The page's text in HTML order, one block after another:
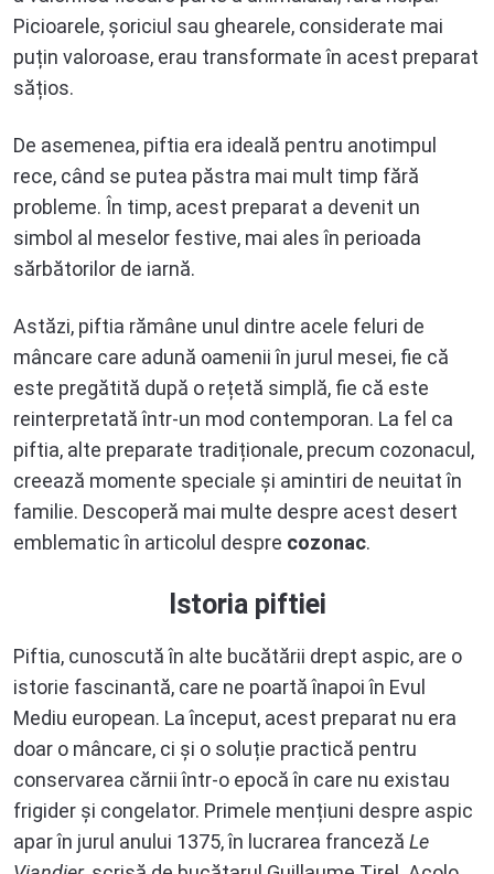
Picioarele, șoriciul sau ghearele, considerate mai
puțin valoroase, erau transformate în acest preparat
sățios.
De asemenea, piftia era ideală pentru anotimpul
rece, când se putea păstra mai mult timp fără
probleme. În timp, acest preparat a devenit un
simbol al meselor festive, mai ales în perioada
sărbătorilor de iarnă.
Astăzi, piftia rămâne unul dintre acele feluri de
mâncare care adună oamenii în jurul mesei, fie că
este pregătită după o rețetă simplă, fie că este
reinterpretată într-un mod contemporan. La fel ca
piftia, alte preparate tradiționale, precum cozonacul,
creează momente speciale și amintiri de neuitat în
familie. Descoperă mai multe despre acest desert
emblematic în articolul despre cozonac.
Istoria piftiei
Piftia, cunoscută în alte bucătării drept aspic, are o
istorie fascinantă, care ne poartă înapoi în Evul
Mediu european. La început, acest preparat nu era
doar o mâncare, ci și o soluție practică pentru
conservarea cărnii într-o epocă în care nu existau
frigider și congelator. Primele mențiuni despre aspic
apar în jurul anului 1375, în lucrarea franceză Le